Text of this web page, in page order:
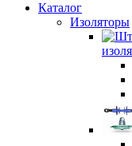
Каталог
Изоляторы